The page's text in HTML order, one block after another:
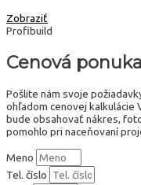
Zobraziť
Profibuild
Cenová ponuka
Pošlite nám svoje
ohľadom cenovej
bude obsahovať nákres,
pomohlo pri naceňovaní
Meno
Tel. číslo